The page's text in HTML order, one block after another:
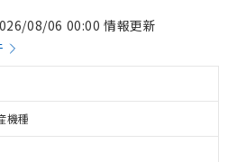
08/06 00:00 情報更新
機種